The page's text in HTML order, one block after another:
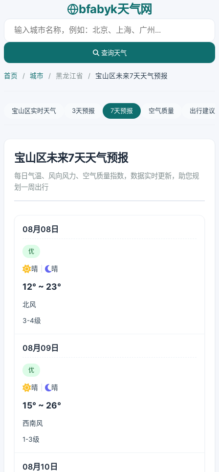
bfabyk天气网
查询天气
首页 / 城市 / 黑龙江省 / 宝山区未来7天天气预报
宝山区实时天气 3天预报 7天预报 空气质量 出行建议
宝山区未来7天天气预报
每日气温、风向风力、空气质量指数，数据实时更新，助您规
划一周出行
08月08日
优
晴 晴
12° ~ 23°
北风
3-4级
08月09日
优
晴 晴
15° ~ 26°
西南风
1-3级
08月10日